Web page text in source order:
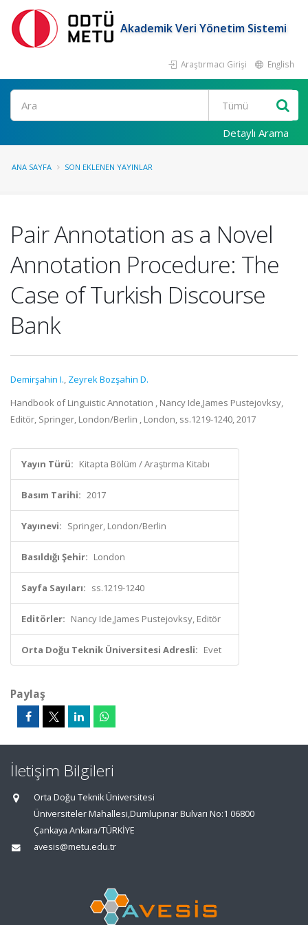
Akademik Veri Yönetim Sistemi
Araştırmacı Girişi English
Ara
Detaylı Arama
ANA SAYFA SON EKLENEN YAYINLAR
Pair Annotation as a Novel
Annotation Procedure: The
Case of Turkish Discourse
Bank
Demirşahin I., Zeyrek Bozşahin D.
Handbook of Linguistic Annotation , Nancy Ide,James Pustejovksy,
Editör, Springer, London/Berlin , London, ss.1219-1240, 2017
Yayın Türü: Kitapta Bölüm / Araştırma Kitabı
Basım Tarihi: 2017
Yayınevi: Springer, London/Berlin
Basıldığı Şehir: London
Sayfa Sayıları: ss.1219-1240
Editörler: Nancy Ide,James Pustejovksy, Editör
Orta Doğu Teknik Üniversitesi Adresli: Evet
Paylaş
İletişim Bilgileri
Orta Doğu Teknik Üniversitesi
Üniversiteler Mahallesi,Dumlupınar Bulvarı No:1 06800
Çankaya Ankara/TÜRKİYE
avesis@metu.edu.tr